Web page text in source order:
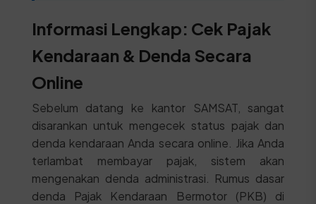
Informasi Lengkap: Cek Pajak
Kendaraan & Denda Secara
Online
Sebelum datang ke kantor SAMSAT, sangat
disarankan untuk mengecek status pajak dan
denda kendaraan Anda secara online. Jika Anda
terlambat membayar pajak, sistem akan
mengenakan denda administrasi. Rumus dasar
denda Pajak Kendaraan Bermotor (PKB) di